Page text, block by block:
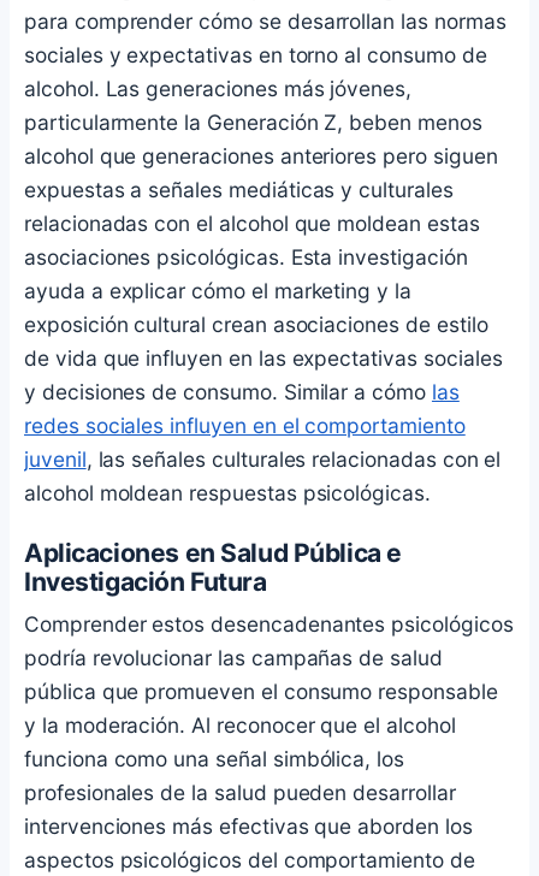
para comprender cómo se desarrollan las normas
sociales y expectativas en torno al consumo de
alcohol. Las generaciones más jóvenes,
particularmente la Generación Z, beben menos
alcohol que generaciones anteriores pero siguen
expuestas a señales mediáticas y culturales
relacionadas con el alcohol que moldean estas
asociaciones psicológicas. Esta investigación
ayuda a explicar cómo el marketing y la
exposición cultural crean asociaciones de estilo
de vida que influyen en las expectativas sociales
y decisiones de consumo. Similar a cómo las
redes sociales influyen en el comportamiento
juvenil, las señales culturales relacionadas con el
alcohol moldean respuestas psicológicas.
Aplicaciones en Salud Pública e
Investigación Futura
Comprender estos desencadenantes psicológicos
podría revolucionar las campañas de salud
pública que promueven el consumo responsable
y la moderación. Al reconocer que el alcohol
funciona como una señal simbólica, los
profesionales de la salud pueden desarrollar
intervenciones más efectivas que aborden los
aspectos psicológicos del comportamiento de